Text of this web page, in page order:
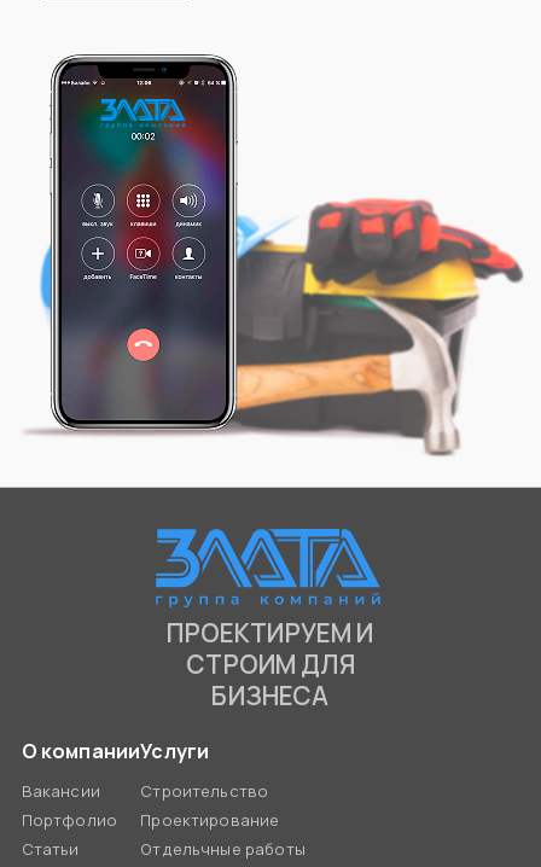
ПРОЕКТИРУЕМ И
СТРОИМ ДЛЯ
БИЗНЕСА
О компании
Вакансии
Портфолио
Статьи
Услуги
Строительство
Проектирование
Отдельчные работы